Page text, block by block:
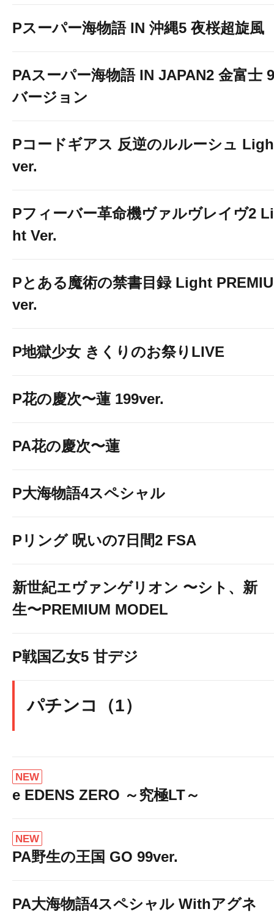
Pスーパー海物語 IN 沖縄5 夜桜超旋風
PAスーパー海物語 IN JAPAN2 金富士
バージョン
Pコードギアス 反逆のルルーシュ
ver.
Pフィーバー革命機ヴァルヴレイヴ2
ht Ver.
Pとある魔術の禁書目録 Light
ver.
P地獄少女 きくりのお祭りLIVE
P花の慶次〜蓮 199ver.
PA花の慶次〜蓮
P大海物語4スペシャル
Pリング 呪いの7日間2 FSA
新世紀エヴァンゲリオン 〜シト、新
生〜PREMIUM MODEL
P戦国乙女5 甘デジ
パチンコ（1）
NEW
e EDENS ZERO ～究極LT～
NEW
PA野生の王国 GO 99ver.
PA大海物語4スペシャル Withアグネ